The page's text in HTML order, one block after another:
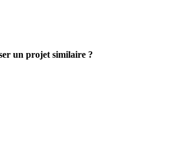
un projet similaire ?